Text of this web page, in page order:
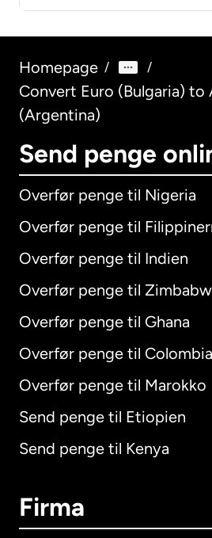
Homepage / /
Convert Euro (Bulgaria) to
(Argentina)
Send penge
Overfør penge til Nigeria
Overfør penge til
Overfør penge til Indien
Overfør penge til
Overfør penge til Ghana
Overfør penge til Colombia
Overfør penge til Marokko
Send penge til Etiopien
Send penge til Kenya
Firma